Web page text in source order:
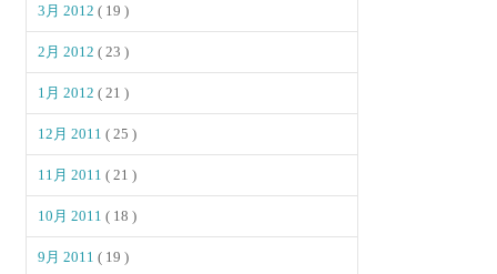
3月 2012( 19 )
2月 2012( 23 )
1月 2012( 21 )
12月 2011( 25 )
11月 2011( 21 )
10月 2011( 18 )
9月 2011( 19 )